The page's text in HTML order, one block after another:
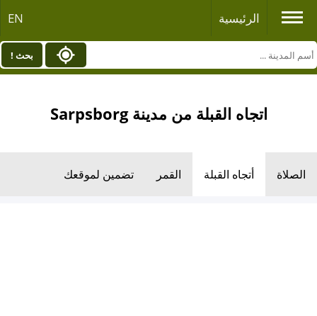
الرئيسية EN
بحث !
اتجاه القبلة من مدينة Sarpsborg
الصلاة أتجاه القبلة القمر تضمين لموقعك